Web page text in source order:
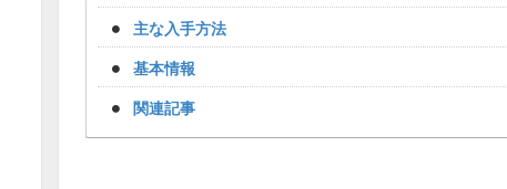
主な入手方法
基本情報
関連記事